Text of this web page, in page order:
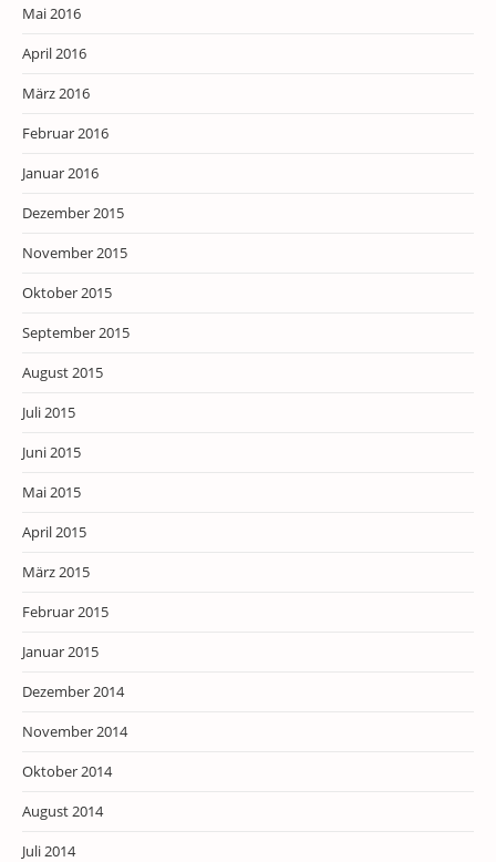
Mai 2016
April 2016
März 2016
Februar 2016
Januar 2016
Dezember 2015
November 2015
Oktober 2015
September 2015
August 2015
Juli 2015
Juni 2015
Mai 2015
April 2015
März 2015
Februar 2015
Januar 2015
Dezember 2014
November 2014
Oktober 2014
August 2014
Juli 2014